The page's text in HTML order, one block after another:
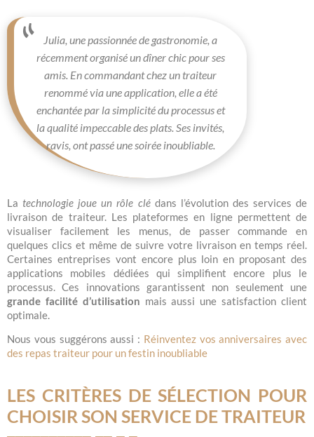
Julia, une passionnée de gastronomie, a
récemment organisé un dîner chic pour ses
amis. En commandant chez un traiteur
renommé via une application, elle a été
enchantée par la simplicité du processus et
la qualité impeccable des plats. Ses invités,
ravis, ont passé une soirée inoubliable.
Latechnologie joue un rôle clé dans l’évolution des services de
livraison de traiteur. Les plateformes en ligne permettent de
visualiser facilement les menus, de passer commande en
quelques clics et même de suivre votre livraison en temps réel.
Certaines entreprises vont encore plus loin en proposant des
applications mobiles dédiées qui simplifient encore plus le
processus. Ces innovations garantissent non seulement une
grande facilité d’utilisation mais aussi une satisfaction client
optimale.
Nous vous suggérons aussi : Réinventez vos anniversaires avec
des repas traiteur pour un festin inoubliable
LES CRITÈRES DE SÉLECTION POUR
CHOISIR SON SERVICE DE TRAITEUR